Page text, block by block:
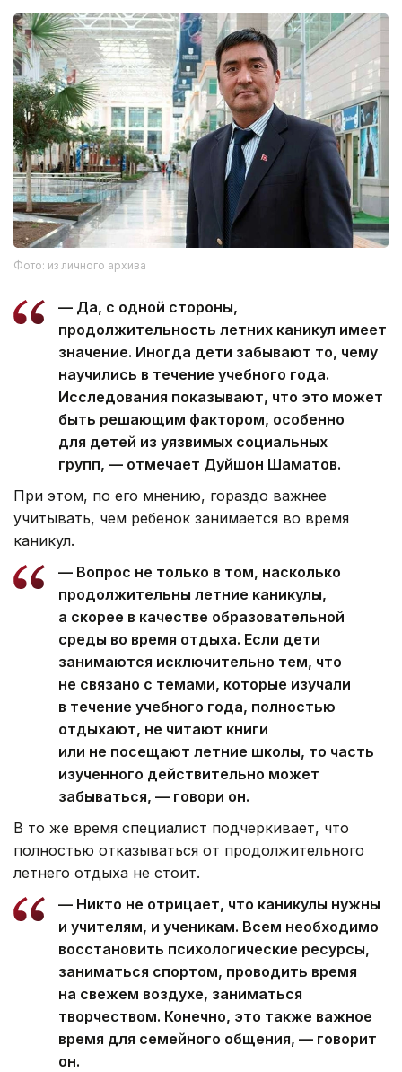
Фото: из личного архива
— Да, с одной стороны,
продолжительность летних каникул имеет
значение. Иногда дети забывают то, чему
научились в течение учебного года.
Исследования показывают, что это может
быть решающим фактором, особенно
для детей из уязвимых социальных
групп, — отмечает Дуйшон Шаматов.
При этом, по его мнению, гораздо важнее
учитывать, чем ребенок занимается во время
каникул.
— Вопрос не только в том, насколько
продолжительны летние каникулы,
а скорее в качестве образовательной
среды во время отдыха. Если дети
занимаются исключительно тем, что
не связано с темами, которые изучали
в течение учебного года, полностью
отдыхают, не читают книги
или не посещают летние школы, то часть
изученного действительно может
забываться, — говори он.
В то же время специалист подчеркивает, что
полностью отказываться от продолжительного
летнего отдыха не стоит.
— Никто не отрицает, что каникулы нужны
и учителям, и ученикам. Всем необходимо
восстановить психологические ресурсы,
заниматься спортом, проводить время
на свежем воздухе, заниматься
творчеством. Конечно, это также важное
время для семейного общения, — говорит
он.